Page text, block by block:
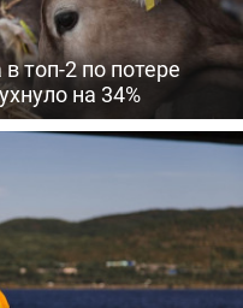
топ-2 по потере
на 34%